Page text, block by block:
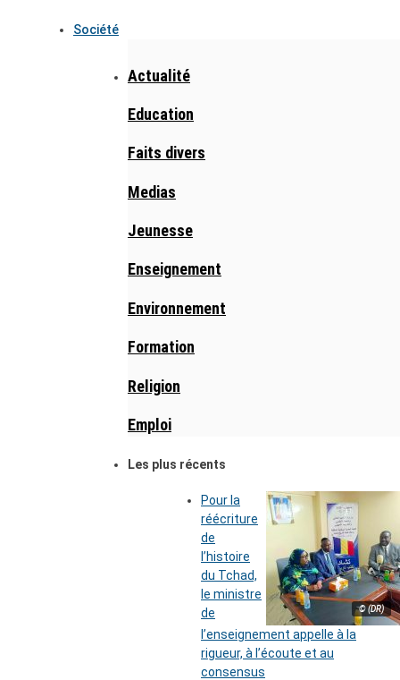
Société
Actualité
Education
Faits divers
Medias
Jeunesse
Enseignement
Environnement
Formation
Religion
Emploi
Les plus récents
© (DR)
Pour la
réécriture
de
l’histoire
du Tchad,
le ministre
de
l’enseignement appelle à la
rigueur, à l’écoute et au
consensus